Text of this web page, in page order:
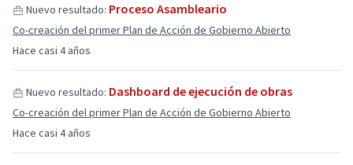
Hace casi 4 años
Nuevo resultado: Proceso Asambleario
Co-creación del primer Plan de Acción de Gobierno Abierto
Hace casi 4 años
Nuevo resultado: Dashboard de ejecución de obras
Co-creación del primer Plan de Acción de Gobierno Abierto